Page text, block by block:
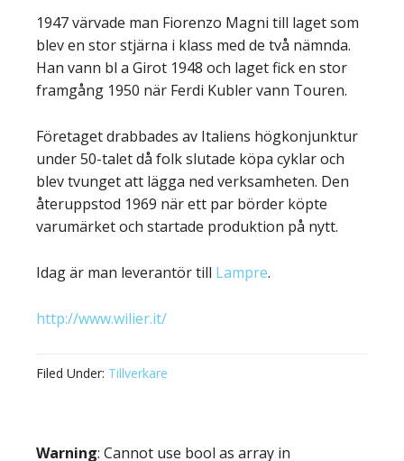
1947 värvade man Fiorenzo Magni till laget som
blev en stor stjärna i klass med de två nämnda.
Han vann bl a Girot 1948 och laget fick en stor
framgång 1950 när Ferdi Kubler vann Touren.
Företaget drabbades av Italiens högkonjunktur
under 50-talet då folk slutade köpa cyklar och
blev tvunget att lägga ned verksamheten. Den
återuppstod 1969 när ett par börder köpte
varumärket och startade produktion på nytt.
Idag är man leverantör till Lampre.
http://www.wilier.it/
Filed Under: Tillverkare
Warning: Cannot use bool as array in